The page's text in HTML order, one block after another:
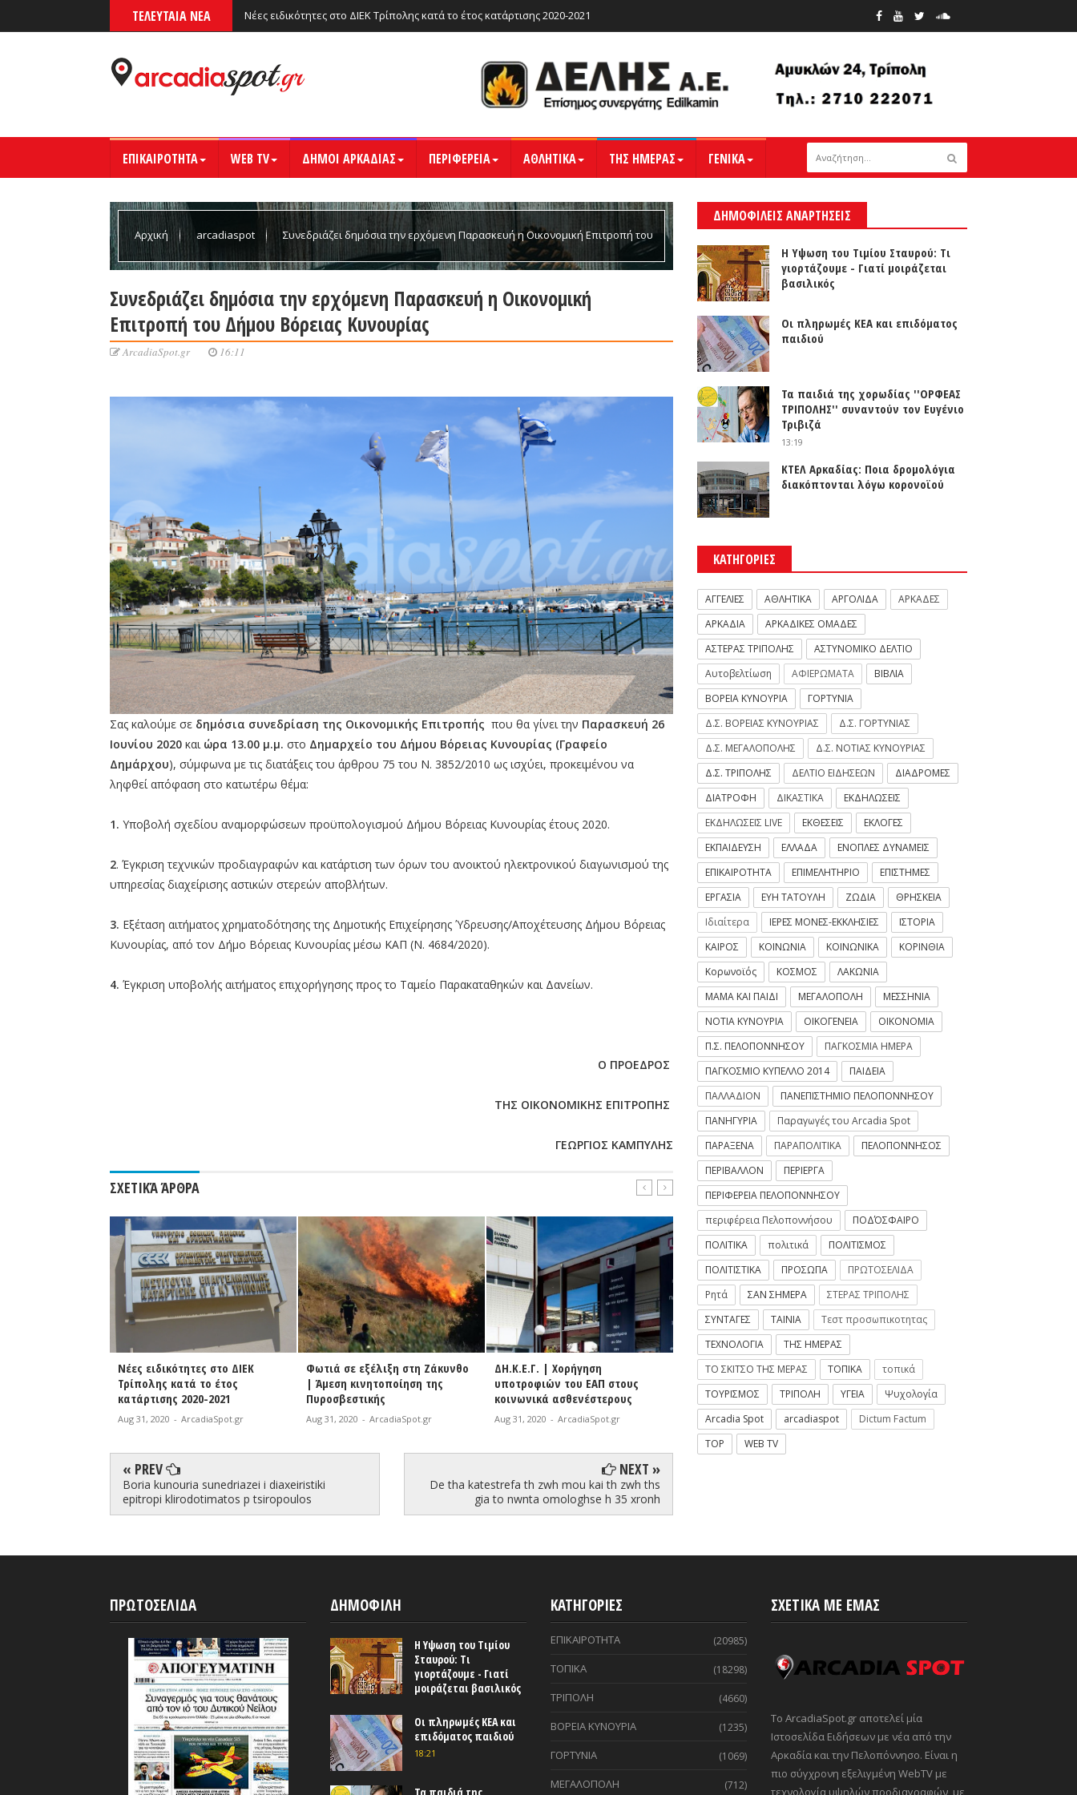
ΤΕΛΕΥΤΑΙΑ ΝΕΑ Νέες ειδικότητες στο ΔΙΕΚ Τρίπολης κατά το έτος κατάρτισης 2020-2021
ΕΠΙΚΑΙΡΟΤΗΤΑ WEB TV ΔΗΜΟΙ ΑΡΚΑΔΙΑΣ ΠΕΡΙΦΕΡΕΙΑ ΑΘΛΗΤΙΚΑ ΤΗΣ ΗΜΕΡΑΣ ΓΕΝΙΚΑ
Αρχική arcadiaspot Συνεδριάζει δημόσια την ερχόμενη Παρασκευή η Οικονομική Επιτροπή του
Συνεδριάζει δημόσια την ερχόμενη Παρασκευή η Οικονομική
Επιτροπή του Δήμου Βόρειας Κυνουρίας
ArcadiaSpot.gr 16:11
Σας καλούμε σε δημόσια συνεδρίαση της Οικονομικής Επιτροπής που θα γίνει την Παρασκευή 26
Ιουνίου 2020 και ώρα 13.00 μ.μ. στο Δημαρχείο του Δήμου Βόρειας Κυνουρίας (Γραφείο
Δημάρχου), σύμφωνα με τις διατάξεις του άρθρου 75 του Ν. 3852/2010 ως ισχύει, προκειμένου να
ληφθεί απόφαση στο κατωτέρω θέμα:
1. Υποβολή σχεδίου αναμορφώσεων προϋπολογισμού Δήμου Βόρειας Κυνουρίας έτους 2020.
2. Έγκριση τεχνικών προδιαγραφών και κατάρτιση των όρων του ανοικτού ηλεκτρονικού διαγωνισμού της
υπηρεσίας διαχείρισης αστικών στερεών αποβλήτων.
3. Εξέταση αιτήματος χρηματοδότησης της Δημοτικής Επιχείρησης Ύδρευσης/Αποχέτευσης Δήμου Βόρειας
Κυνουρίας, από τον Δήμο Βόρειας Κυνουρίας μέσω ΚΑΠ (Ν. 4684/2020).
4. Έγκριση υποβολής αιτήματος επιχορήγησης προς το Ταμείο Παρακαταθηκών και Δανείων.
Ο ΠΡΟΕΔΡΟΣ
ΤΗΣ ΟΙΚΟΝΟΜΙΚΗΣ ΕΠΙΤΡΟΠΗΣ
ΓΕΩΡΓΙΟΣ ΚΑΜΠΥΛΗΣ
ΣΧΕΤΙΚΆ ΆΡΘΡΑ
Φωτιά σε εξέλιξη στη Ζάκυνθο
| Άμεση κινητοποίηση της
Πυροσβεστικής
Aug 31, 2020 - ArcadiaSpot.gr
ΔΗ.Κ.Ε.Γ. | Χορήγηση
υποτροφιών του ΕΑΠ στους
κοινωνικά ασθενέστερους
Aug 31, 2020 - ArcadiaSpot.gr
Βόρεια Κυνουρία | Απολύμανση
σε όλους τους χώρους του
γηπέδου Αγίου Ανδρέα
Aug 31, 2020 - ArcadiaSpot.gr
Έρχονται 550 προσλήψεις στα
ΚΤΕΛ
Aug 31, 2020 - ArcadiaSpot.gr
« PREV
Boria kunouria sunedriazei i diaxeiristiki
epitropi klirodotimatos p tsiropoulos
NEXT »
De tha katestrefa th zwh mou kai th zwh ths
gia to nwnta omologhse h 35 xronh
ΔΗΜΟΦΙΛΕΙΣ ΑΝΑΡΤΗΣΕΙΣ
Η Υψωση του Τιμίου Σταυρού: Τι
γιορτάζουμε - Γιατί μοιράζεται
βασιλικός
Οι πληρωμές ΚΕΑ και επιδόματος
παιδιού
Τα παιδιά της χορωδίας ''ΟΡΦΕΑΣ
ΤΡΙΠΟΛΗΣ'' συναντούν τον Ευγένιο
Τριβιζά
13:19
ΚΤΕΛ Αρκαδίας: Ποια δρομολόγια
διακόπτονται λόγω κορονοϊού
ΚΑΤΗΓΟΡΙΕΣ
ΑΓΓΕΛΙΕΣ ΑΘΛΗΤΙΚΑ ΑΡΓΟΛΙΔΑ
ΑΡΚΑΔΕΣ
ΑΡΚΑΔΙΑ
ΑΡΚΑΔΙΚΕΣ ΟΜΑΔΕΣ
ΑΣΤΕΡΑΣ ΤΡΙΠΟΛΗΣ
ΑΣΤΥΝΟΜΙΚΟ ΔΕΛΤΙΟ
Αυτοβελτίωση
ΑΦΙΕΡΩΜΑΤΑ
ΒΙΒΛΙΑ
ΒΟΡΕΙΑ ΚΥΝΟΥΡΙΑ
ΓΟΡΤΥΝΙΑ
Δ.Σ. ΒΟΡΕΙΑΣ ΚΥΝΟΥΡΙΑΣ
Δ.Σ. ΓΟΡΤΥΝΙΑΣ
Δ.Σ. ΜΕΓΑΛΟΠΟΛΗΣ
Δ.Σ. ΝΟΤΙΑΣ ΚΥΝΟΥΡΙΑΣ
Δ.Σ. ΤΡΙΠΟΛΗΣ
ΔΕΛΤΙΟ ΕΙΔΗΣΕΩΝ
ΔΙΑΔΡΟΜΕΣ
ΔΙΑΤΡΟΦΗ
ΔΙΚΑΣΤΙΚΑ
ΕΚΔΗΛΩΣΕΙΣ
ΕΚΔΗΛΩΣΕΙΣ LIVE
ΕΚΘΕΣΕΙΣ
ΕΚΛΟΓΕΣ
ΕΚΠΑΙΔΕΥΣΗ
ΕΛΛΑΔΑ
ΕΝΟΠΛΕΣ ΔΥΝΑΜΕΙΣ
ΕΠΙΚΑΙΡΟΤΗΤΑ
ΕΠΙΜΕΛΗΤΗΡΙΟ
ΕΠΙΣΤΗΜΕΣ
ΕΡΓΑΣΙΑ
ΕΥΗ ΤΑΤΟΥΛΗ ΖΩΔΙΑ
ΘΡΗΣΚΕΙΑ
Ιδιαίτερα
ΙΕΡΕΣ ΜΟΝΕΣ-ΕΚΚΛΗΣΙΕΣ
ΙΣΤΟΡΙΑ
ΚΑΙΡΟΣ
ΚΟΙΝΩΝΙΑ ΚΟΙΝΩΝΙΚΑ
ΚΟΡΙΝΘΙΑ
Κορωνοϊός
ΚΟΣΜΟΣ
ΛΑΚΩΝΙΑ
ΜΑΜΑ ΚΑΙ ΠΑΙΔΙ
ΜΕΓΑΛΟΠΟΛΗ
ΜΕΣΣΗΝΙΑ
ΝΟΤΙΑ ΚΥΝΟΥΡΙΑ
ΟΙΚΟΓΕΝΕΙΑ
ΟΙΚΟΝΟΜΙΑ
Π.Σ. ΠΕΛΟΠΟΝΝΗΣΟΥ
ΠΑΓΚΟΣΜΙΑ ΗΜΕΡΑ
ΠΑΓΚΟΣΜΙΟ ΚΥΠΕΛΛΟ 2014
ΠΑΙΔΕΙΑ
ΠΑΛΛΑΔΙΟΝ
ΠΑΝΕΠΙΣΤΗΜΙΟ ΠΕΛΟΠΟΝΝΗΣΟΥ
ΠΑΝΗΓΥΡΙΑ
Παραγωγές του Arcadia Spot
ΠΑΡΑΞΕΝΑ
ΠΑΡΑΠΟΛΙΤΙΚΑ
ΠΕΛΟΠΟΝΝΗΣΟΣ
ΠΕΡΙΒΑΛΛΟΝ
ΠΕΡΙΕΡΓΑ
ΠΕΡΙΦΕΡΕΙΑ ΠΕΛΟΠΟΝΝΗΣΟΥ
περιφέρεια Πελοποννήσου
ΠΟΔΌΣΦΑΙΡΟ
ΠΟΛΙΤΙΚΑ
πολιτικά
ΠΟΛΙΤΙΣΜΟΣ
ΠΟΛΙΤΙΣΤΙΚΑ
ΠΡΟΣΩΠΑ
ΠΡΩΤΟΣΕΛΙΔΑ
Ρητά
ΣΑΝ ΣΗΜΕΡΑ
ΣΤΕΡΑΣ ΤΡΙΠΟΛΗΣ
ΣΥΝΤΑΓΕΣ
ΤΑΙΝΙΑ
Τεστ προσωπικοτητας
ΤΕΧΝΟΛΟΓΙΑ
ΤΗΣ ΗΜΕΡΑΣ
ΤΟ ΣΚΙΤΣΟ ΤΗΣ ΜΕΡΑΣ
ΤΟΠΙΚΑ
τοπικά
ΤΟΥΡΙΣΜΟΣ
ΤΡΙΠΟΛΗ ΥΓΕΙΑ
Ψυχολογία
Arcadia Spot
arcadiaspot
Dictum Factum
TOP
WEB TV
ΠΡΩΤΟΣΕΛΙΔΑ ΔΗΜΟΦΙΛΗ
Η Υψωση του Τιμίου
Σταυρού: Τι
γιορτάζουμε - Γιατί
μοιράζεται βασιλικός
Οι πληρωμές ΚΕΑ και
επιδόματος παιδιού
18:21
ΚΑΤΗΓΟΡΙΕΣ
ΕΠΙΚΑΙΡΟΤΗΤΑ (20985)
ΤΟΠΙΚΑ (18298)
ΤΡΙΠΟΛΗ (4660)
ΒΟΡΕΙΑ ΚΥΝΟΥΡΙΑ (1235)
ΓΟΡΤΥΝΙΑ (1069)
ΜΕΓΑΛΟΠΟΛΗ (712)
ΣΧΕΤΙΚΑ ΜΕ ΕΜΑΣ
Το ArcadiaSpot.gr αποτελεί μία
Ιστοσελίδα Ειδήσεων με νέα από την
Αρκαδία και την Πελοπόννησο. Είναι η
πιο σύγχρονη εξελιγμένη WebTV με
τεχνολογία υψηλών προδιαγραφών, με